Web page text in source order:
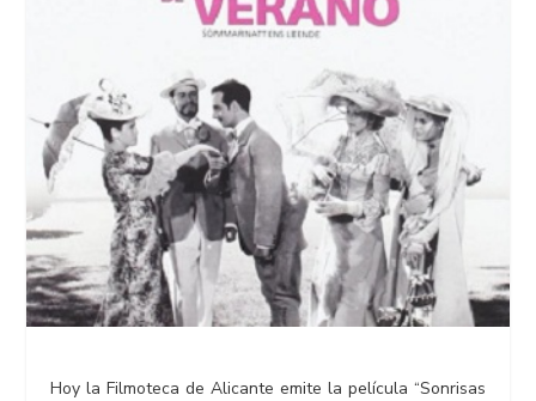
Hoy la Filmoteca de Alicante emite la película “Sonrisas